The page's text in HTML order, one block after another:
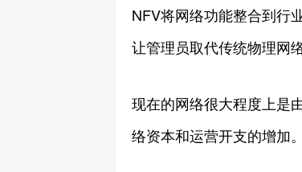
NFV将网络功能整合到行
让管理员取代传统物理网
现在的网络很大程度上是
络资本和运营开支的增加。